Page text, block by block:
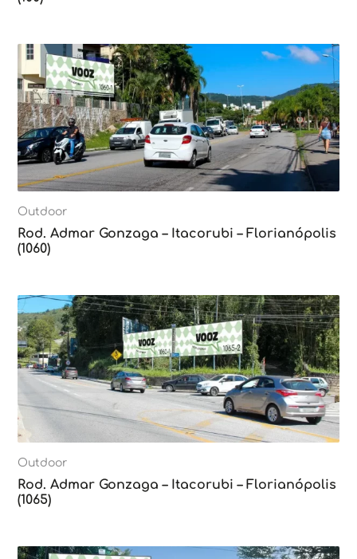
Outdoor
Rod. Admar Gonzaga – Itacorubi – Florianópolis
(1060)
Outdoor
Rod. Admar Gonzaga – Itacorubi – Florianópolis
(1065)